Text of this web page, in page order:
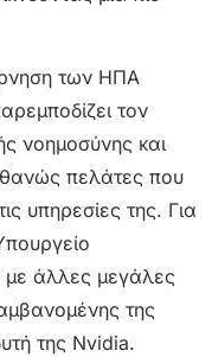
των ΗΠΑ
τον
νοημοσύνης και
πελάτες που
υπηρεσίες της. Για
με άλλες μεγάλες
της
της Nvidia.